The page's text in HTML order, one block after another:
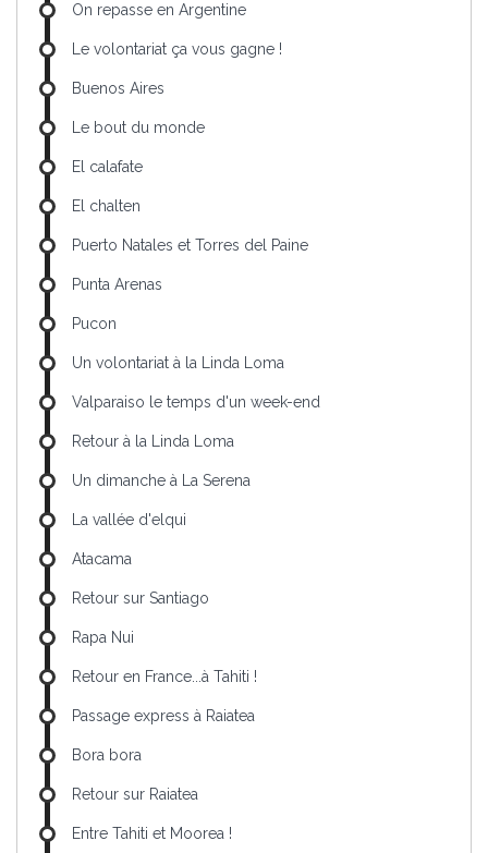
On repasse en Argentine
Le volontariat ça vous gagne !
Buenos Aires
Le bout du monde
El calafate
El chalten
Puerto Natales et Torres del Paine
Punta Arenas
Pucon
Un volontariat à la Linda Loma
Valparaiso le temps d'un week-end
Retour à la Linda Loma
Un dimanche à La Serena
La vallée d'elqui
Atacama
Retour sur Santiago
Rapa Nui
Retour en France...à Tahiti !
Passage express à Raiatea
Bora bora
Retour sur Raiatea
Entre Tahiti et Moorea !